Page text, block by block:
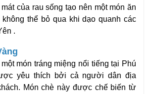
của rau sống tạo nên một món ăn
không thể bỏ qua khi dạo quanh các
.
món tráng miệng nổi tiếng tại Phú
yêu thích bởi cả người dân địa
Món chè này được chế biến từ